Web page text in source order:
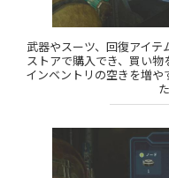
武器やスーツ、回復アイ
ストアで購入でき、買い物
インベントリの空きを増